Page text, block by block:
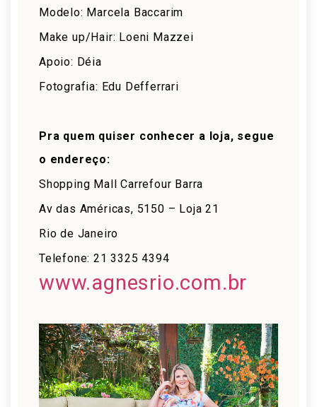
Modelo: Marcela Baccarim
Make up/Hair: Loeni Mazzei
Apoio: Déia
Fotografia: Edu Defferrari
Pra quem quiser conhecer a loja, segue
o endereço:
Shopping Mall Carrefour Barra
Av das Américas, 5150 – Loja 21
Rio de Janeiro
Telefone: 21 3325 4394
www.agnesrio.com.br